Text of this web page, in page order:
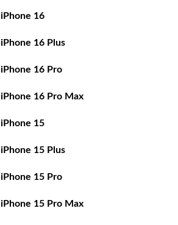
iPhone 16
iPhone 16 Plus
iPhone 16 Pro
iPhone 16 Pro Max
iPhone 15
iPhone 15 Plus
iPhone 15 Pro
iPhone 15 Pro Max